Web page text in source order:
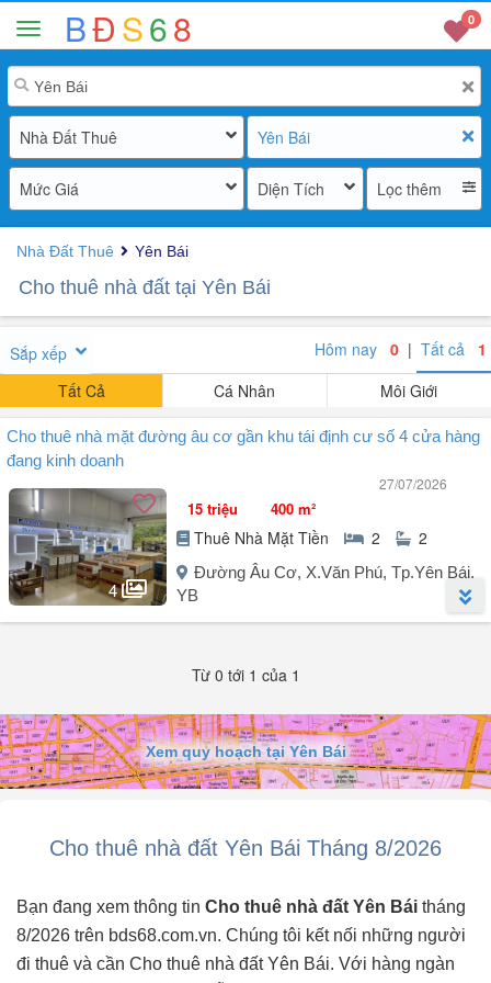
BĐS68 0
Nhà Đất Thuê Yên Bái
Mức Giá Diện Tích Lọc thêm
Nhà Đất Thuê Yên Bái
Cho thuê nhà đất tại Yên Bái
Sắp xếp Hôm nay 0 | Tất cả 1
Tất Cả
Cá Nhân Môi Giới
Cho thuê nhà mặt đường âu cơ gần khu tái định cư số 4 cửa hàng
đang kinh doanh
27/07/2026
4
15 triệu 400 m²
Thuê Nhà Mặt Tiền 2 2
Đường Âu Cơ, X.Văn Phú, Tp.Yên Bái,
YB
Gia đình muốn cho thuê cửa hàng 400 mét vuông mặt đường Âu Cơ,
hoặc 1 nửa cũng được, ưu tiên làm kho kinh doanh các mặt hàng
đều ok hết. Liên hệ chính chủ .
Từ 0 tới 1 của 1
Xem quy hoạch tại Yên Bái
Cho thuê nhà đất Yên Bái Tháng 8/2026
Bạn đang xem thông tin Cho thuê nhà đất Yên Bái tháng
8/2026 trên bds68.com.vn. Chúng tôi kết nối những người
đi thuê và cần Cho thuê nhà đất Yên Bái. Với hàng ngàn